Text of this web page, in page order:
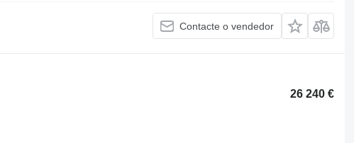
Contacte o vendedor
26 240 €